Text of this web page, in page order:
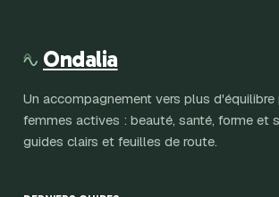
Ondalia
Un accompagnement vers plus d'équilibre
femmes actives : beauté, santé, forme et
guides clairs et feuilles de route.